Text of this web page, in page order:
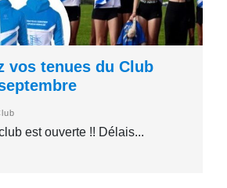
vos tenues du Club
est ouverte !! Délais...